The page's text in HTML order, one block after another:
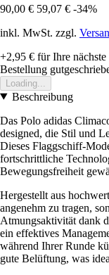
90,00 € 59,07 € -34%
inkl. MwSt. zzgl.
+2,95 € für Ihre
Bestellung
Loading...
Beschreibung
Das Polo adidas
designed, die Stil und
Dieses Flaggschiff-
fortschrittliche
Bewegungsfreiheit
Hergestellt aus
angenehm zu tragen,
Atmungsaktivität dank
ein effektives
während Ihrer Runde
gute Belüftung, was